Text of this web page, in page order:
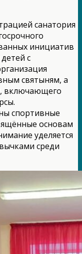
санатория
инициатив
с
святыням, а
включающего
спортивные
основам
уделяется
среди